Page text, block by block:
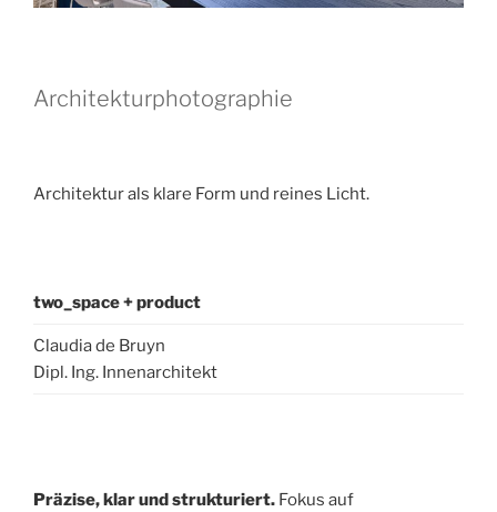
Architekturphotographie
Architektur als klare Form und reines Licht.
two_space + product
Claudia de Bruyn
Dipl. Ing. Innenarchitekt
Präzise, klar und strukturiert. Fokus auf